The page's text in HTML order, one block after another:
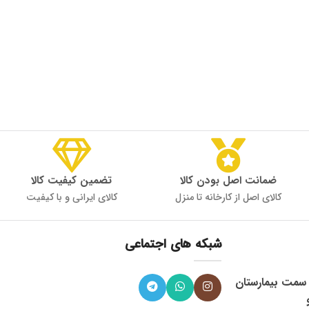
ضمانت اصل بودن کالا
کالای اصل از کارخانه تا منزل
تضمین کیفیت کالا
کالای ایرانی و با کیفیت
، میدان 9 دی به سمت بیمارستان
شبکه های اجتماعی